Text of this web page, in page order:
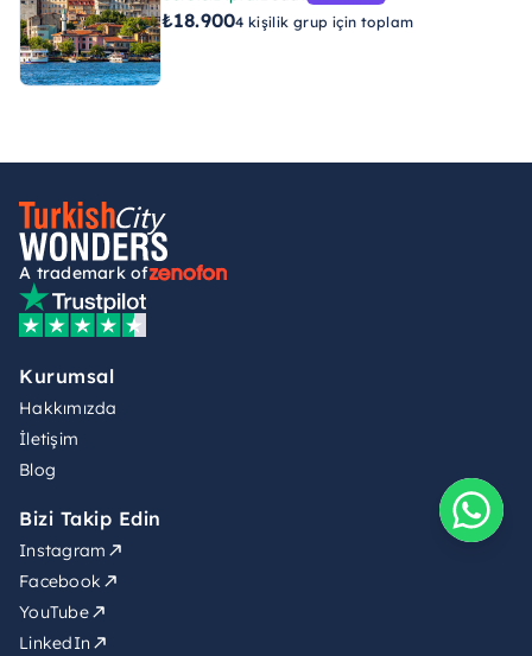
₺18.9004 kişilik grup için toplam
A trademark of
Kurumsal
Hakkımızda
İletişim
Blog
Bizi Takip Edin
Instagram
Facebook
YouTube
LinkedIn